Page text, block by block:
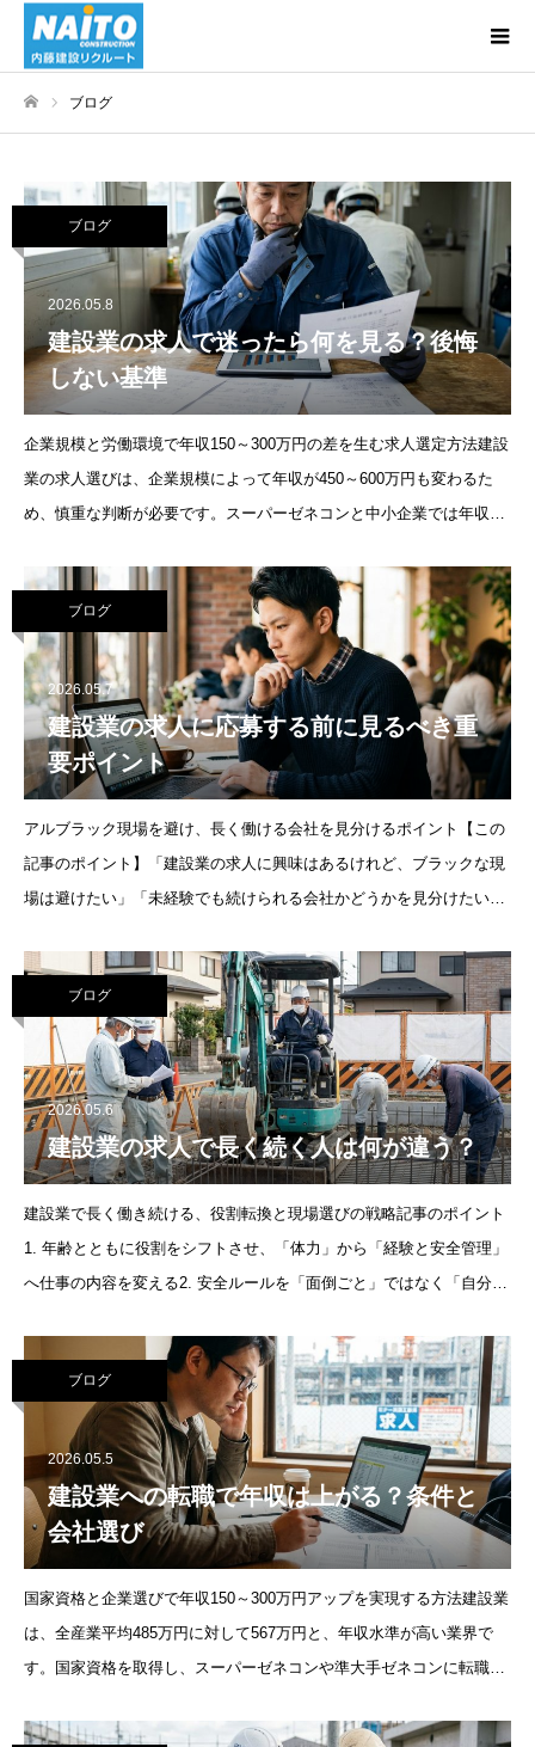
ブログ
ブログ
2026.05.8
建設業の求人で迷ったら何を見る？後悔
しない基準
企業規模と労働環境で年収150～300万円の差を生む求人選定方法建設
業の求人選びは、企業規模によって年収が450～600万円も変わるた
め、慎重な判断が必要です。スーパーゼネコンと中小企業では年収が
ブログ
2026.05.7
建設業の求人に応募する前に見るべき重
要ポイント
アルブラック現場を避け、長く働ける会社を見分けるポイント【この
記事のポイント】「建設業の求人に興味はあるけれど、ブラックな現
場は避けたい」「未経験でも続けられる会社かどうかを見分けたい」
注意点
ブログ
2026.05.6
建設業の求人で長く続く人は何が違う？
建設業で長く働き続ける、役割転換と現場選びの戦略記事のポイント
1. 年齢とともに役割をシフトさせ、「体力」から「経験と安全管理」
へ仕事の内容を変える2. 安全ルールを「面倒ごと」ではなく「自分の
ブログ
2026.05.5
建設業への転職で年収は上がる？条件と
会社選び
国家資格と企業選びで年収150～300万円アップを実現する方法建設業
は、全産業平均485万円に対して567万円と、年収水準が高い業界で
す。国家資格を取得し、スーパーゼネコンや準大手ゼネコンに転職
現すること